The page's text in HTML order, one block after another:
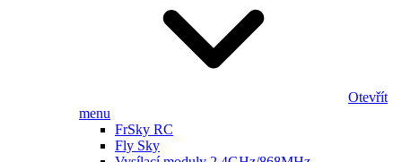
Otevřít
menu
FrSky RC
Fly Sky